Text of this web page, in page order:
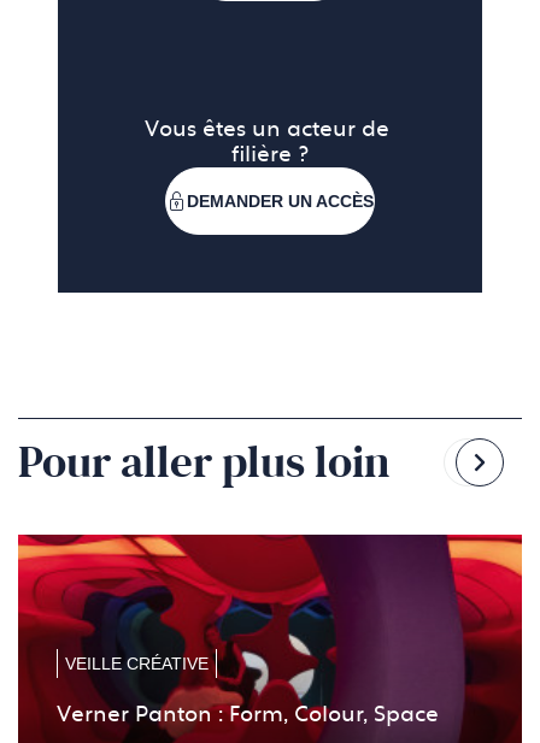
Vous êtes un acteur de
filière ?
DEMANDER UN ACCÈS
Pour aller plus loin
lala
VEILLE CRÉATIVE
Verner Panton : Form, Colour, Space